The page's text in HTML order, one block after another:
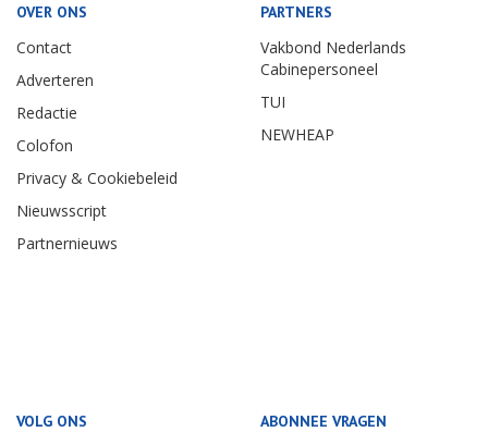
OVER ONS
Contact
Adverteren
Redactie
Colofon
Privacy & Cookiebeleid
Nieuwsscript
Partnernieuws
PARTNERS
Vakbond Nederlands
Cabinepersoneel
TUI
NEWHEAP
VOLG ONS ABONNEE VRAGEN